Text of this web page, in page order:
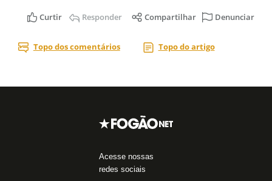
Acesse nossas
redes sociais